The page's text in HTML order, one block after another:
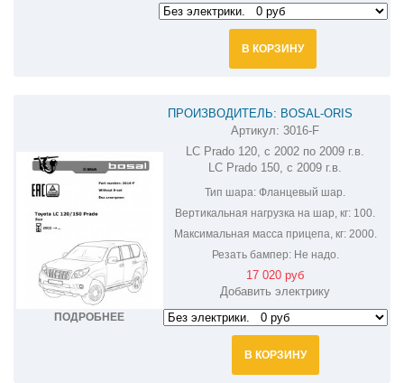
В КОРЗИНУ
ПОДРОБНЕЕ
ПРОИЗВОДИТЕЛЬ: BOSAL-ORIS
ФАРКОП НА TOYOTA LAND CRUISER
PRADO 120,150 3016-F
Артикул: 3016-F
LC Prado 120, с 2002 по 2009 г.в.
LC Prado 150, с 2009 г.в.
Тип шара: Фланцевый шар.
Вертикальная нагрузка на шар, кг: 100.
Максимальная масса прицепа, кг:2000.
Резать бампер:Не надо.
17 020 руб
Добавить электрику
В КОРЗИНУ